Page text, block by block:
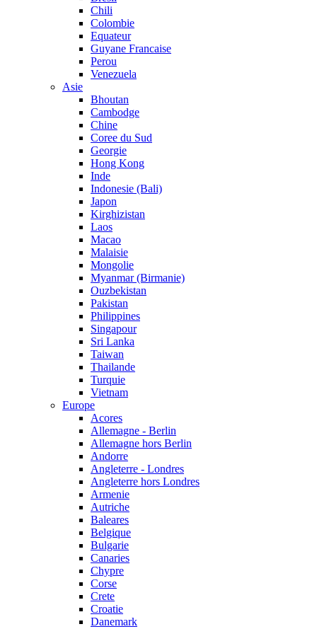
Chili
Colombie
Equateur
Guyane Francaise
Perou
Venezuela
Asie
Bhoutan
Cambodge
Chine
Coree du Sud
Georgie
Hong Kong
Inde
Indonesie (Bali)
Japon
Kirghizistan
Laos
Macao
Malaisie
Mongolie
Myanmar (Birmanie)
Ouzbekistan
Pakistan
Philippines
Singapour
Sri Lanka
Taiwan
Thailande
Turquie
Vietnam
Europe
Acores
Allemagne - Berlin
Allemagne hors Berlin
Andorre
Angleterre - Londres
Angleterre hors Londres
Armenie
Autriche
Baleares
Belgique
Bulgarie
Canaries
Chypre
Corse
Crete
Croatie
Danemark